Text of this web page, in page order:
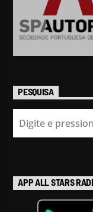
PESQUISA
APP ALL STARS